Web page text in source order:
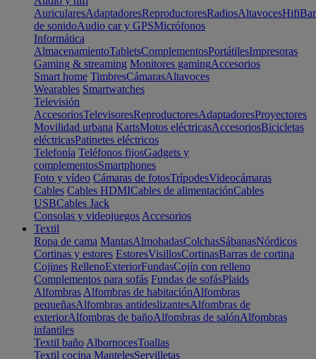
AuricularesAdaptadoresReproductoresRadiosAltavocesHifi
de sonidoAudio car y GPSMicrófonos
Informática
AlmacenamientoTabletsComplementosPortátilesImpresoras
Gaming & streaming Monitores gamingAccesorios
Smart home TimbresCámarasAltavoces
Wearables Smartwatches
Televisión
AccesoriosTelevisoresReproductoresAdaptadoresProyectores
Movilidad urbana KartsMotos eléctricasAccesoriosBicicletas
eléctricasPatinetes eléctricos
Telefonía Teléfonos fijosGadgets y
complementosSmartphones
Foto y vídeo Cámaras de fotosTrípodesVideocámaras
Cables Cables HDMICables de alimentaciónCables
USBCables Jack
Consolas y videojuegos Accesorios
Textil
Ropa de cama MantasAlmohadasColchasSábanasNórdicos
Cortinas y estores EstoresVisillosCortinasBarras de cortina
Cojines RellenoExteriorFundasCojín con relleno
Complementos para sofás Fundas de sofásPlaids
Alfombras Alfombras de habitaciónAlfombras
pequeñasAlfombras antideslizantesAlfombras de
exteriorAlfombras de bañoAlfombras de salónAlfombras
infantiles
Textil baño AlbornocesToallas
Textil cocina MantelesServilletas